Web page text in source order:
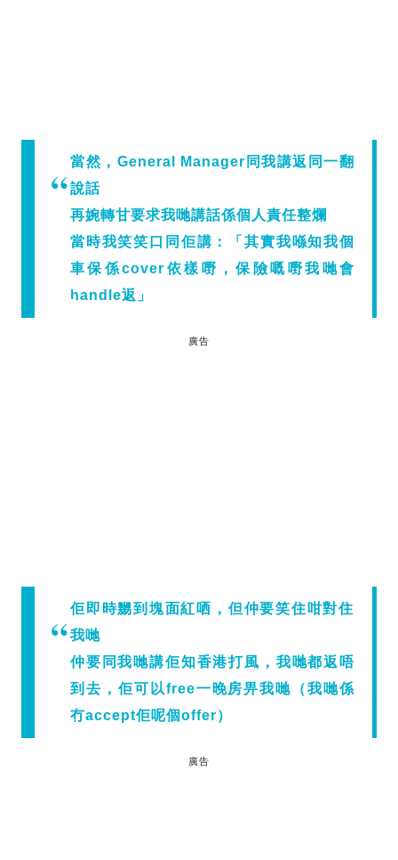
當然，General Manager同我講返同一翻
說話
再婉轉甘要求我哋講話係個人責任整爛
當時我笑笑口同佢講：「其實我喺知我個
車保係cover依樣嘢，保險嘅嘢我哋會
handle返」
廣告
佢即時嬲到塊面紅哂，但仲要笑住咁對住
我哋
仲要同我哋講佢知香港打風，我哋都返唔
到去，佢可以free一晚房畀我哋（我哋係
冇accept佢呢個offer）
廣告